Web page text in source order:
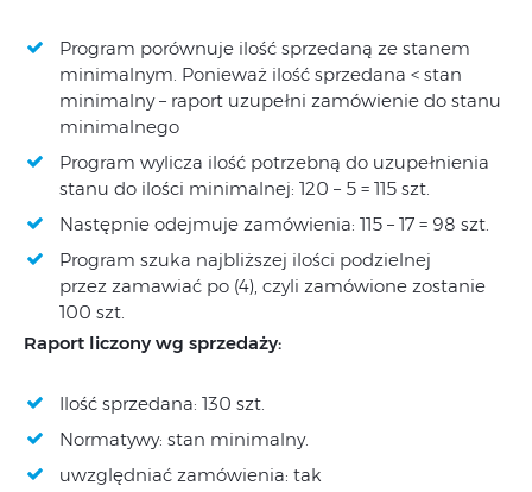
Program porównuje ilość sprzedaną ze stanem
minimalnym. Ponieważ ilość sprzedana < stan
minimalny – raport uzupełni zamówienie do stanu
minimalnego
Program wylicza ilość potrzebną do uzupełnienia
stanu do ilości minimalnej: 120 – 5 = 115 szt.
Następnie odejmuje zamówienia: 115 – 17 = 98 szt.
Program szuka najbliższej ilości podzielnej
przez zamawiać po (4), czyli zamówione zostanie
100 szt.
Raport liczony wg sprzedaży:
Ilość sprzedana: 130 szt.
Normatywy: stan minimalny.
uwzględniać zamówienia: tak